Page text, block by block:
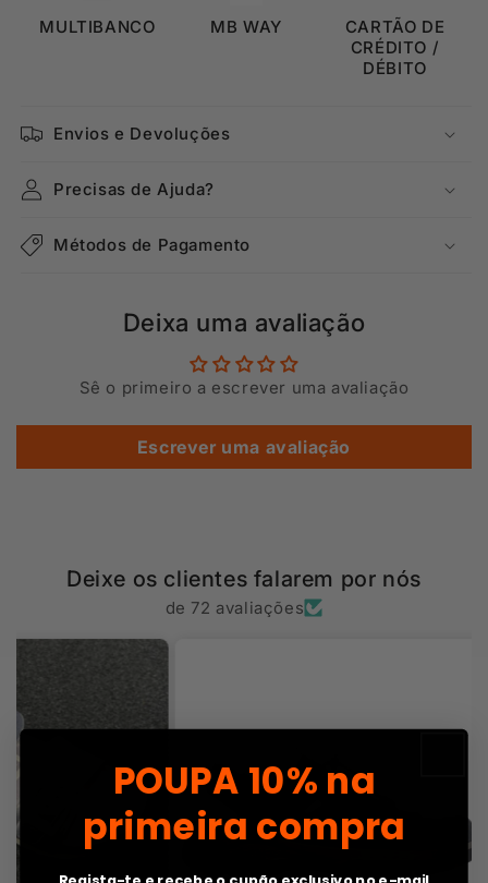
MULTIBANCO MB WAY
CARTÃO DE
CRÉDITO /
DÉBITO
Envios e Devoluções
Precisas de Ajuda?
Métodos de Pagamento
Deixa uma avaliação
Sê o primeiro a escrever uma avaliação
Escrever uma avaliação
Deixe os clientes falarem por nós
de 72 avaliações
POUPA 10% na
primeira compra